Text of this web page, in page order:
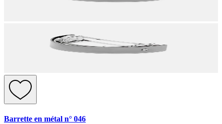
Barrette en métal n° 046